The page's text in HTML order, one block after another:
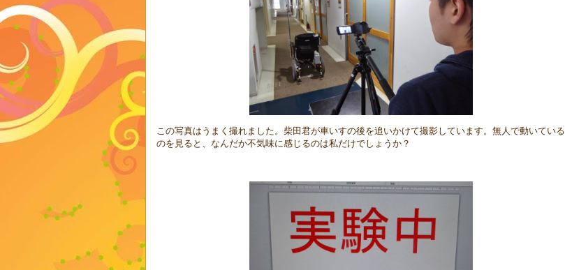
この写真はうまく撮れました。柴田君が車いすの後を追いかけて撮影しています。無人で動いている
のを見ると、なんだか不気味に感じるのは私だけでしょうか？